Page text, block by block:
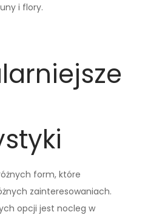
i flory.
form, które
zainteresowaniach.
opcji jest nocleg w